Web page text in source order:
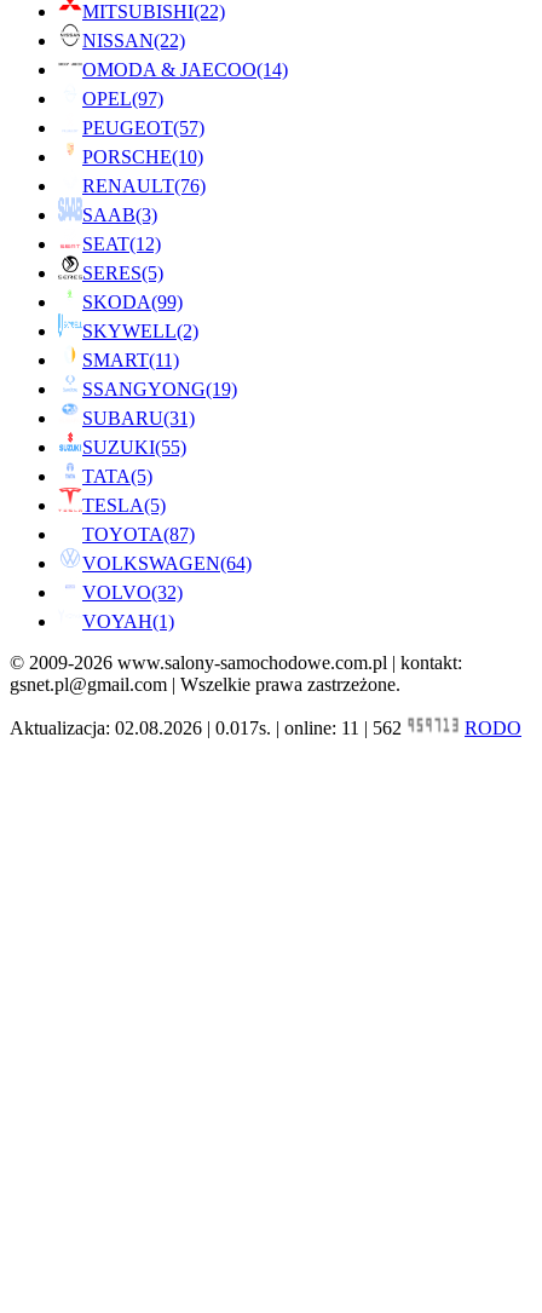
MITSUBISHI(22)
NISSAN(22)
OMODA & JAECOO(14)
OPEL(97)
PEUGEOT(57)
PORSCHE(10)
RENAULT(76)
SAAB(3)
SEAT(12)
SERES(5)
SKODA(99)
SKYWELL(2)
SMART(11)
SSANGYONG(19)
SUBARU(31)
SUZUKI(55)
TATA(5)
TESLA(5)
TOYOTA(87)
VOLKSWAGEN(64)
VOLVO(32)
VOYAH(1)
© 2009-2026 www.salony-samochodowe.com.pl | kontakt:
gsnet.pl@gmail.com | Wszelkie prawa zastrzeżone.
Aktualizacja: 02.08.2026 | 0.017s. | online: 11 | 562 RODO